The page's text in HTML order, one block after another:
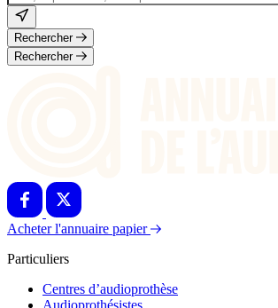
Rechercher
Rechercher
Acheter l'annuaire papier
Particuliers
Centres d’audioprothèse
Audioprothésistes